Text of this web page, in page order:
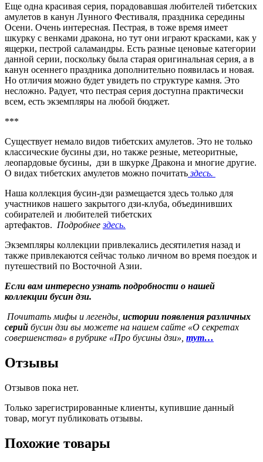
Еще одна красивая серия, порадовавшая любителей тибетских
амулетов в канун Лунного Фестиваля, праздника середины
Осени. Очень интересная. Пестрая, в тоже время имеет
шкурку с венками дракона, но тут они играют красками, как у
ящерки, пестрой саламандры. Есть разные ценовые категории
данной серии, поскольку была старая оригинальная серия, а в
канун осеннего праздника дополнительно появилась и новая.
Но отличия можно будет увидеть по структуре камня. Это
несложно. Радует, что пестрая серия доступна практически
всем, есть экземпляры на любой бюджет.
***
Существует немало видов тибетских амулетов. Это не только
классические бусины дзи, но также резные, метеоритные,
леопардовые бусины, дзи в шкурке Дракона и многие другие.
О видах тибетских амулетов можно почитатьздесь.
Наша коллекция бусин-дзи размещается здесь только для
участников нашего закрытого дзи-клуба, объединивших
собирателей и любителей тибетских
артефактов. Подробнеездесь.
Экземпляры коллекции привлекались десятилетия назад и
также привлекаются сейчас только личном во время поездок и
путешествий по Восточной Азии.
Если вам интересно узнать подробности о нашей
коллекции бусин дзи.
Почитать мифы и легенды, истории появления различных
серий бусин дзи вы можете на нашем сайте «О секретах
совершенства» в рубрике «Про бусины дзи», тут…
Отзывы
Отзывов пока нет.
Только зарегистрированные клиенты, купившие данный
товар, могут публиковать отзывы.
Похожие товары